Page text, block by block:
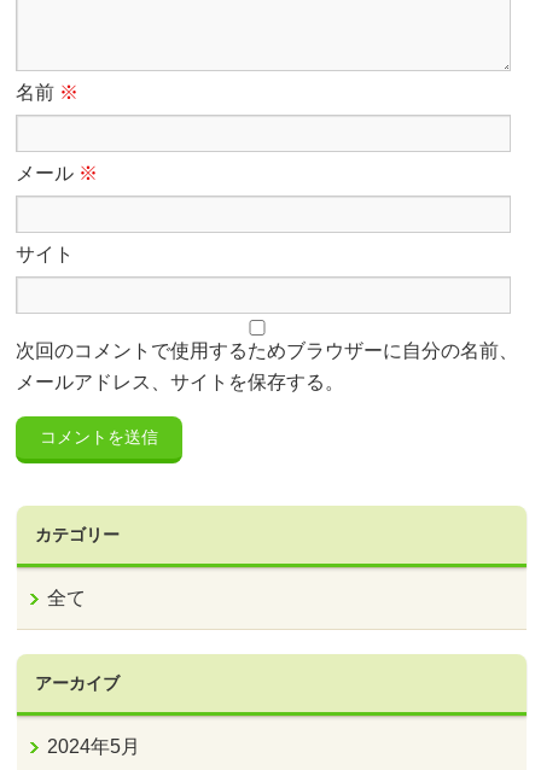
名前 ※
メール ※
サイト
次回のコメントで使用するためブラウザーに自分の名前、
メールアドレス、サイトを保存する。
カテゴリー
全て
アーカイブ
2024年5月